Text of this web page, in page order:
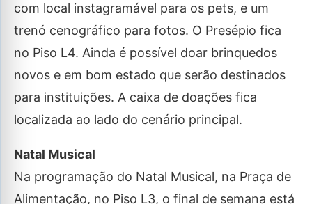
com local instagramável para os pets, e um
trenó cenográfico para fotos. O Presépio fica
no Piso L4. Ainda é possível doar brinquedos
novos e em bom estado que serão destinados
para instituições. A caixa de doações fica
localizada ao lado do cenário principal.
Natal Musical
Na programação do Natal Musical, na Praça de
Alimentação, no Piso L3, o final de semana está